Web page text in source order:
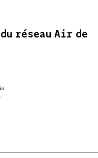
réseau Air de